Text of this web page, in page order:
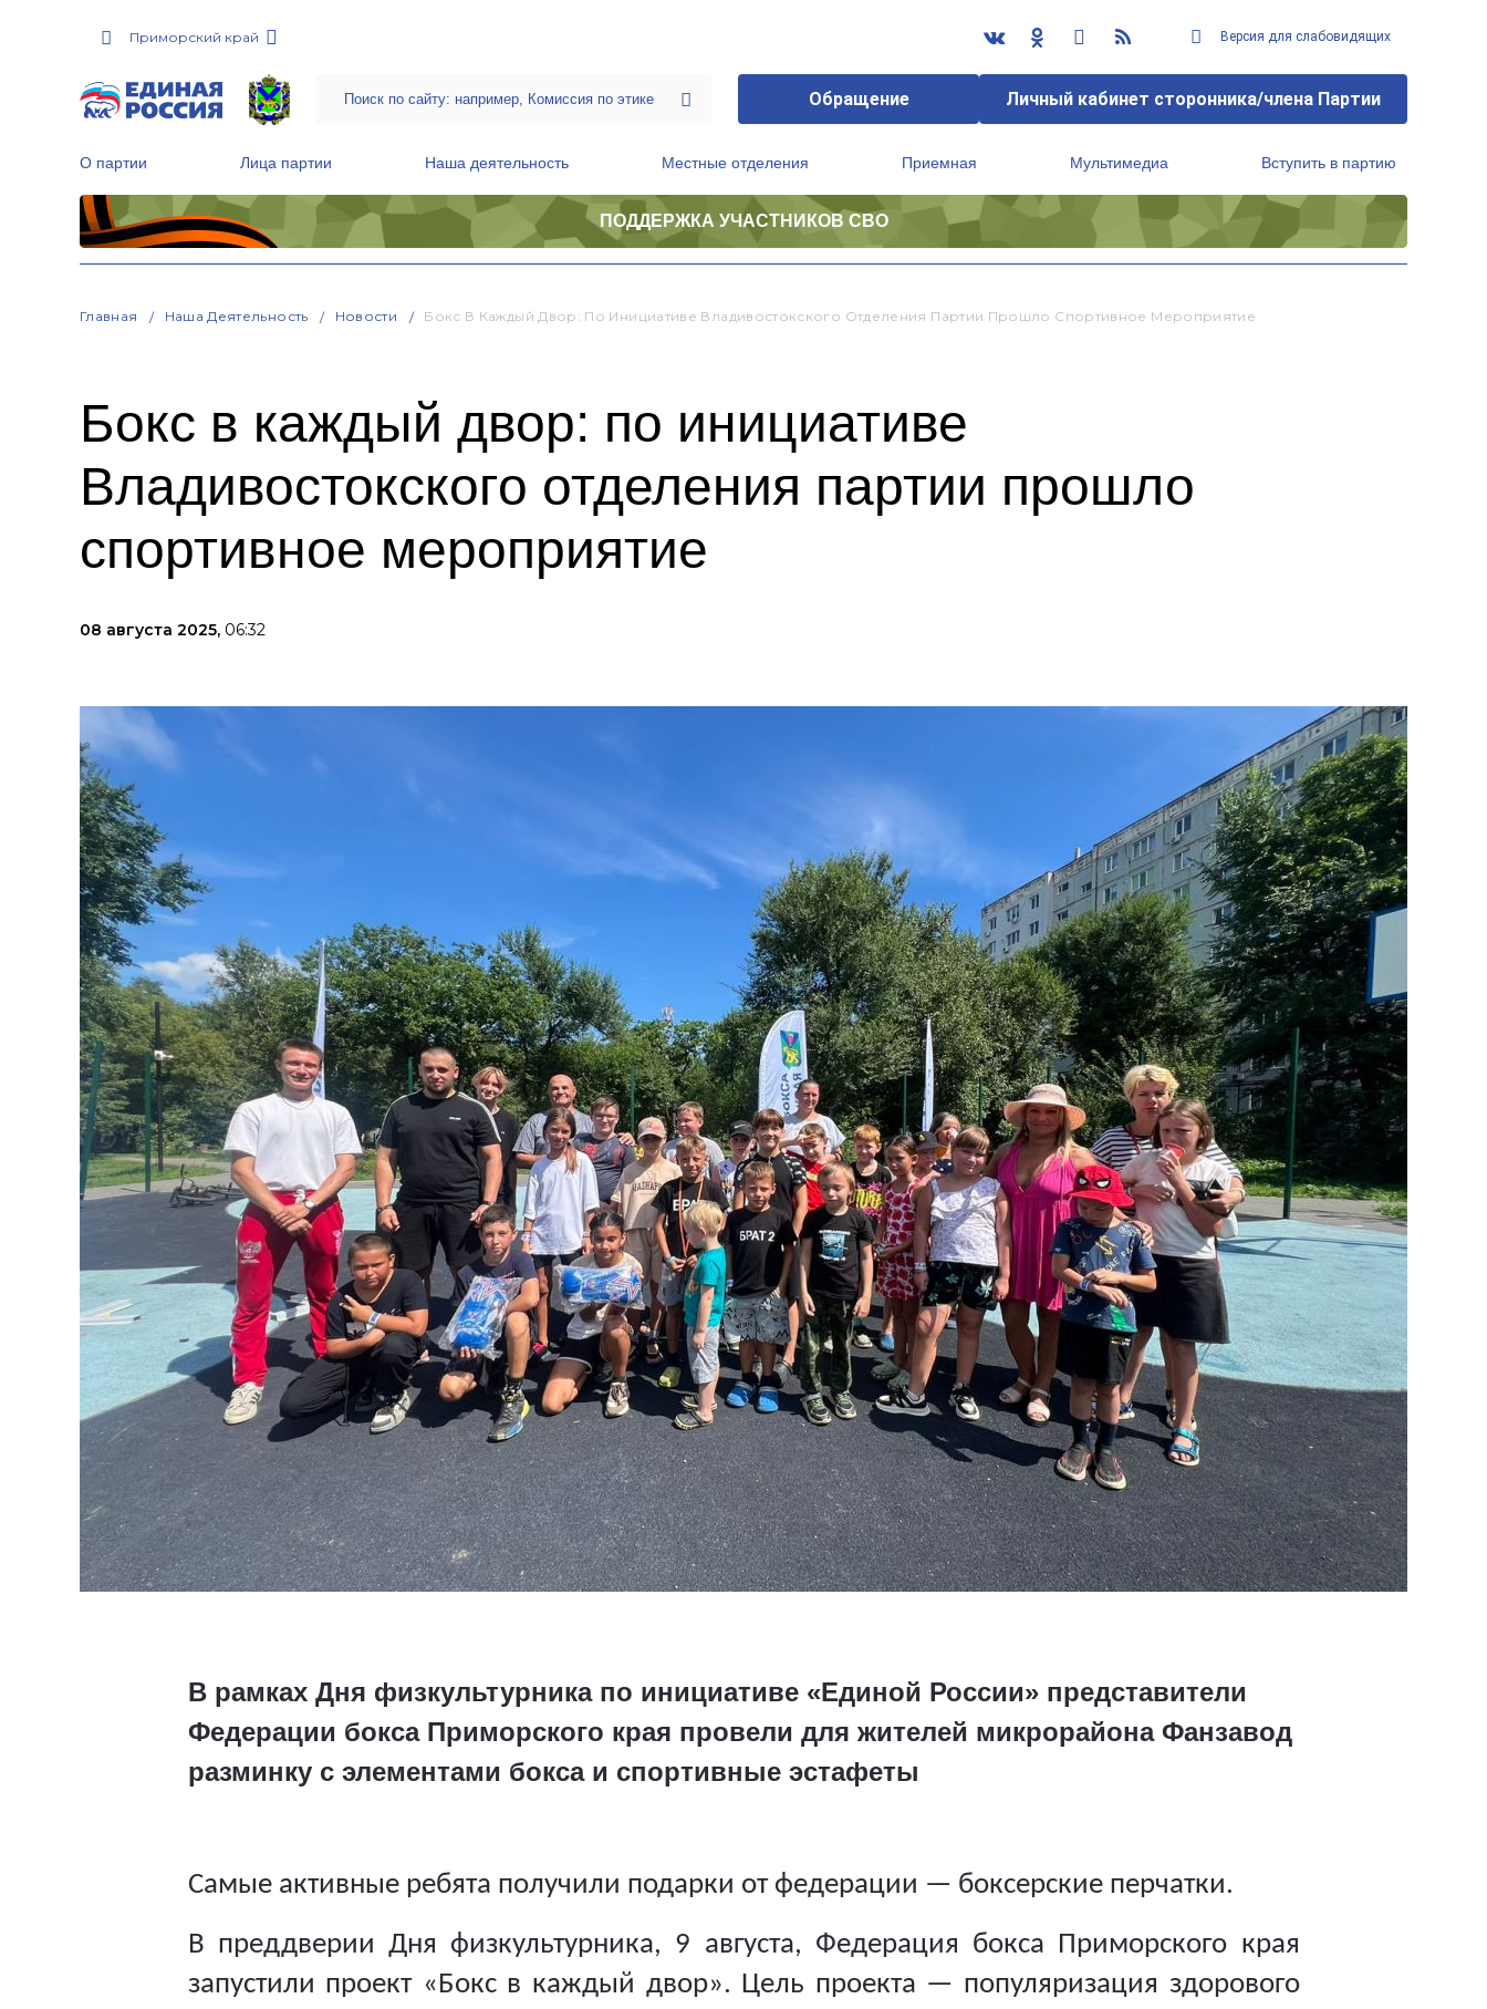
Приморский край Версия для слабовидящих
Обращение Личный кабинет сторонника/члена Партии
О партии Лица партии Наша деятельность Местные отделения Приемная Мультимедиа Вступить в партию
ПОДДЕРЖКА УЧАСТНИКОВ СВО
Главная Наша Деятельность Новости Бокс В Каждый Двор: По Инициативе Владивостокского Отделения Партии Прошло Спортивное Мероприятие
Бокс в каждый двор: по инициативе
Владивостокского отделения партии прошло
спортивное мероприятие
08 августа 2025, 06:32
В рамках Дня физкультурника по инициативе «Единой России» представители
Федерации бокса Приморского края провели для жителей микрорайона Фанзавод
разминку с элементами бокса и спортивные эстафеты
Самые активные ребята получили подарки от федерации — боксерские перчатки.
В преддверии Дня физкультурника, 9 августа, Федерация бокса Приморского края
запустили проект «Бокс в каждый двор». Цель проекта — популяризация здорового